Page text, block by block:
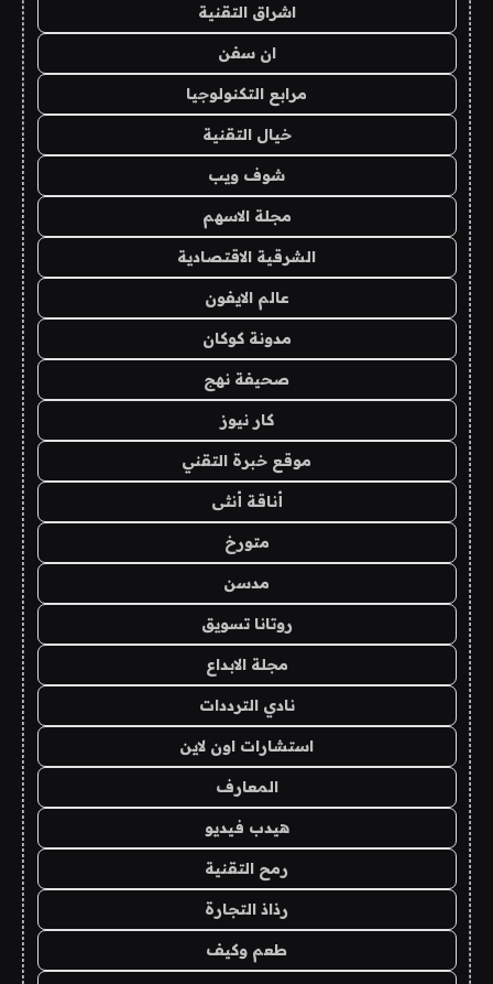
اشراق التقنية
ان سفن
مرابع التكنولوجيا
خيال التقنية
شوف ويب
مجلة الاسهم
الشرقية الاقتصادية
عالم الايفون
مدونة كوكان
صحيفة نهج
كار نيوز
موقع خبرة التقني
أناقة أنثى
متورخ
مدسن
روتانا تسويق
مجلة الابداع
نادي الترددات
استشارات اون لاين
المعارف
هيدب فيديو
رمح التقنية
رذاذ التجارة
طعم وكيف